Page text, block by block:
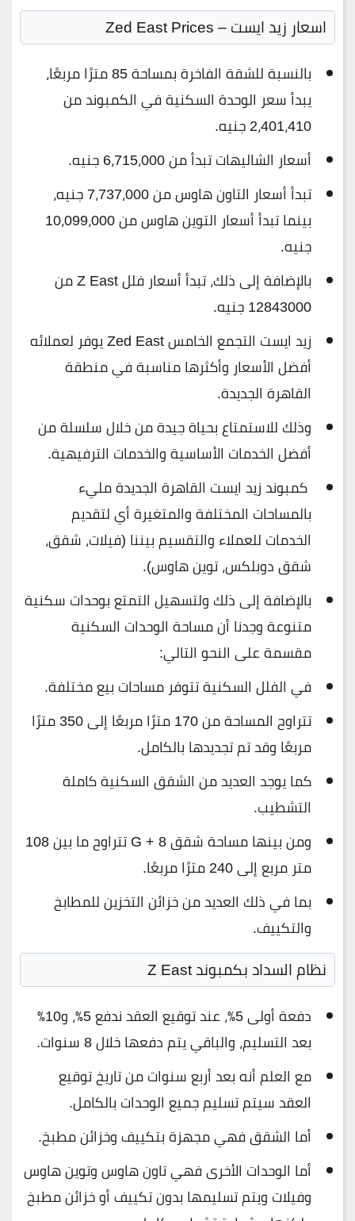
اسعار زيد ايست –
بالنسبة للشقة الفاخرة بمساحة 85 مترًا مربعًا،
يبدأ سعر الوحدة السكنية في الكمبوند من
2،401،410 جنيه.
أسعار الشاليهات تبدأ من 6،715،000 جنيه.
تبدأ أسعار التاون هاوس من 7،737،000 جنيه،
بينما تبدأ أسعار التوين هاوس من 10،099،000
جنيه.
بالإضافة إلى ذلك، تبدأ أسعار فلل Z East من
12843000 جنيه.
زيد ايست التجمع الخامس Zed East يوفر لعملائه
أفضل الأسعار وأكثرها مناسبة في منطقة
القاهرة الجديدة.
وذلك للاستمتاع بحياة جيدة من خلال سلسلة من
أفضل الخدمات الأساسية والخدمات الترفيهية.
كمبوند زيد ايست القاهرة الجديدة مليء
بالمساحات المختلفة والمتغيرة أي لتقديم
الخدمات للعملاء والتقسيم بيننا (فيلات، شقق،
شقق دوبلكس، توين هاوس).
بالإضافة إلى ذلك ولتسهيل التمتع بوحدات سكنية
متنوعة وجدنا أن مساحة الوحدات السكنية
مقسمة على النحو التالي:
في الفلل السكنية تتوفر مساحات بيع مختلفة.
تتراوح المساحة من 170 مترًا مربعًا إلى 350 مترًا
مربعًا وقد تم تجديدها بالكامل.
كما يوجد العديد من الشقق السكنية كاملة
التشطيب.
ومن بينها مساحة شقق G + 8 تتراوح ما بين 108
متر مربع إلى 240 مترًا مربعًا.
بما في ذلك العديد من خزائن التخزين للمطابخ
والتكييف.
نظام السداد بكمبوند Z East
دفعة أولى 5٪، عند توقيع العقد ندفع 5٪، و10٪
بعد التسليم، والباقي يتم دفعها خلال 8 سنوات.
مع العلم أنه بعد أربع سنوات من تاريخ توقيع
العقد سيتم تسليم جميع الوحدات بالكامل.
أما الشقق فهي مجهزة بتكييف وخزائن مطبخ.
أما الوحدات الأخرى فهي تاون هاوس وتوين هاوس
وفيلات ويتم تسليمها بدون تكييف أو خزائن مطبخ